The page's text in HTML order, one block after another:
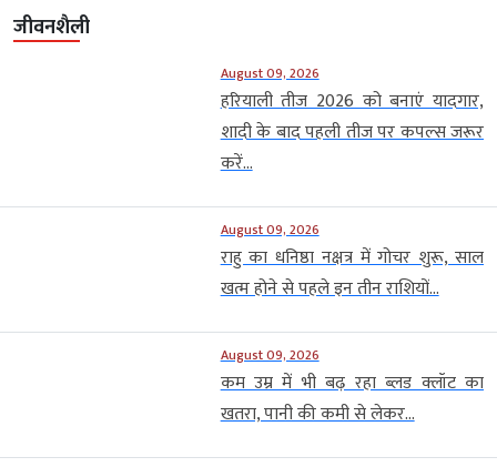
जीवनशैली
August 09, 2026
हरियाली तीज 2026 को बनाएं यादगार,
शादी के बाद पहली तीज पर कपल्स जरूर
करें...
August 09, 2026
राहु का धनिष्ठा नक्षत्र में गोचर शुरू, साल
खत्म होने से पहले इन तीन राशियों...
August 09, 2026
कम उम्र में भी बढ़ रहा ब्लड क्लॉट का
खतरा, पानी की कमी से लेकर...